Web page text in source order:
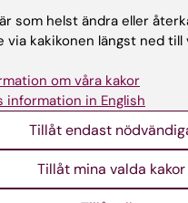
L; Ljungman PLS
publikationer
THESIS: 2023
exposures and
som helst ändra eller
via kakikonen längst ned till
om våra kakor
information in English
Tillåt endast
Tillåt mina valda kakor